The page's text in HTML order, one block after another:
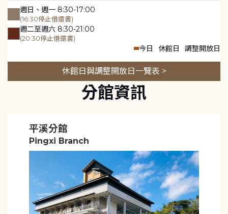
週日、週一 8:30-17:00
(16:30停止借還書)
週二至週六 8:30-21:00
(20:30停止借還書)
今日 休館日 調整開放日
休館日與調整開放日一覽表 >
分館資訊
平溪分館
Pingxi Branch